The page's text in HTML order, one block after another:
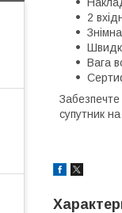
2
Вага
супутник